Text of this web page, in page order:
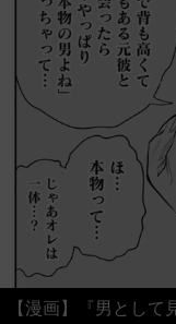
【漫画】『男とし